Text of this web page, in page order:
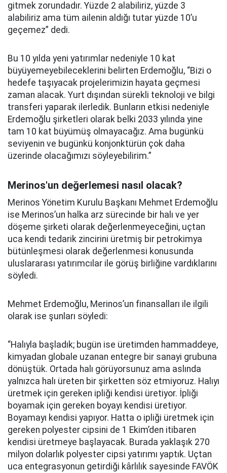
gitmek zorundadır. Yüzde 2 alabiliriz, yüzde 3
alabiliriz ama tüm ailenin aldığı tutar yüzde 10’u
geçemez” dedi.
Bu 10 yılda yeni yatırımlar nedeniyle 10 kat
büyüyemeyebileceklerini belirten Erdemoğlu, “Bizi o
hedefe taşıyacak projelerimizin hayata geçmesi
zaman alacak. Yurt dışından sürekli teknoloji ve bilgi
transferi yaparak ilerledik. Bunların etkisi nedeniyle
Erdemoğlu şirketleri olarak belki 2033 yılında yine
tam 10 kat büyümüş olmayacağız. Ama bugünkü
seviyenin ve bugünkü konjonktürün çok daha
üzerinde olacağımızı söyleyebilirim.”
Merinos'un değerlemesi nasıl olacak?
Merinos Yönetim Kurulu Başkanı Mehmet Erdemoğlu
ise Merinos’un halka arz sürecinde bir halı ve yer
döşeme şirketi olarak değerlenmeyeceğini, uçtan
uca kendi tedarik zincirini üretmiş bir petrokimya
bütünleşmesi olarak değerlenmesi konusunda
uluslararası yatırımcılar ile görüş birliğine vardıklarını
söyledi.
Mehmet Erdemoğlu, Merinos’un finansalları ile ilgili
olarak ise şunları söyledi:
“Halıyla başladık; bugün ise üretimden hammaddeye,
kimyadan globale uzanan entegre bir sanayi grubuna
dönüştük. Ortada halı görüyorsunuz ama aslında
yalnızca halı üreten bir şirketten söz etmiyoruz. Halıyı
üretmek için gereken ipliği kendisi üretiyor. İpliği
boyamak için gereken boyayı kendisi üretiyor.
Boyamayı kendisi yapıyor. Hatta o ipliği üretmek için
gereken polyester cipsini de 1 Ekim’den itibaren
kendisi üretmeye başlayacak. Burada yaklaşık 270
milyon dolarlık polyester cipsi yatırımı yaptık. Uçtan
uca entegrasyonun getirdiği kârlılık sayesinde FAVÖK